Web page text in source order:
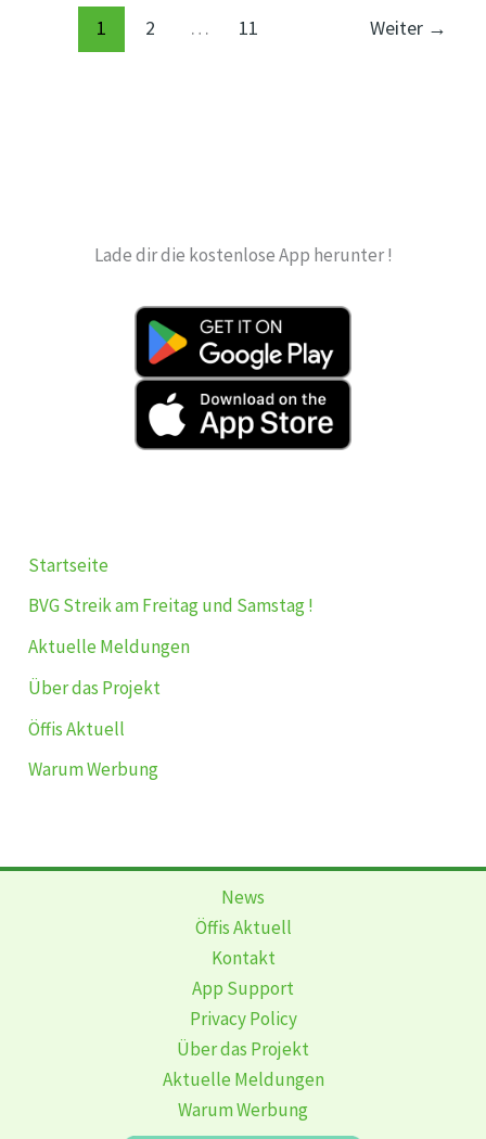
1 2 … 11 Weiter →
Lade dir die kostenlose App herunter !
Startseite
BVG Streik am Freitag und Samstag !
Aktuelle Meldungen
Über das Projekt
Öffis Aktuell
Warum Werbung
News
Öffis Aktuell
Kontakt
App Support
Privacy Policy
Über das Projekt
Aktuelle Meldungen
Warum Werbung